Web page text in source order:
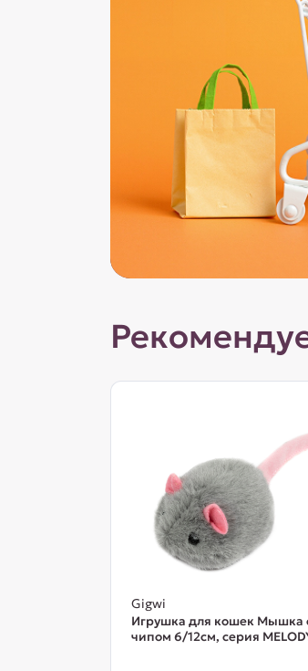
Gigwi
Игрушка для кошек Мышка
чипом 6/12см, серия